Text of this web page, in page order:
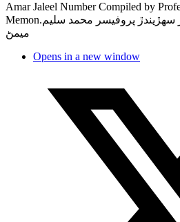
Amar Jaleel Number Compiled by
Memon.سنڌي ڪتاب امر جليل نمبر سھڙيندڙ پروفيسر محمد سليم
ميمڻ
Opens in a new window